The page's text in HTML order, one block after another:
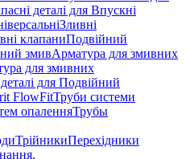
деталі для Впускні
Зливні
клапаниПодвійний
змивАрматура для змивних
для змивних
для Подвійний
FlowFitТруби системи
опаленняТрубы
ТрійникиПерехідники